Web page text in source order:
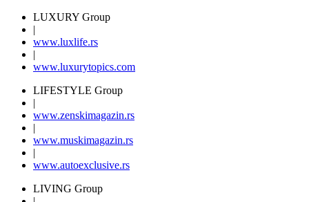
LUXURY Group
|
www.luxlife.rs
|
www.luxurytopics.com
LIFESTYLE Group
|
www.zenskimagazin.rs
|
www.muskimagazin.rs
|
www.autoexclusive.rs
LIVING Group